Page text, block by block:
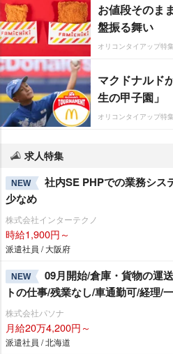
お値段そのま
盤振る舞い
オリコンタイアップ特集
マクドナルド
生の甲子園」
オリコンタイアップ特集
求人特集
NEW
社内SE PHPでの業務シス
少なめ
株式会社インターテクノ
時給1,900円～
派遣社員 / 大阪府
NEW
09月開始/倉庫・貨物の運
トの仕事/残業なし/車通勤可/経理/
株式会社パソナ
月給20万4,200円～
派遣社員 / 北海道